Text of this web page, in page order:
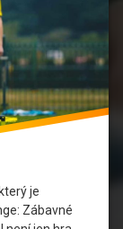
je
Zábavné